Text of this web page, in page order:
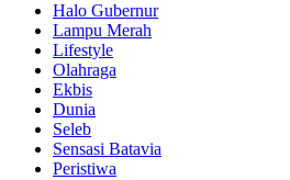
Halo Gubernur
Lampu Merah
Lifestyle
Olahraga
Ekbis
Dunia
Seleb
Sensasi Batavia
Peristiwa